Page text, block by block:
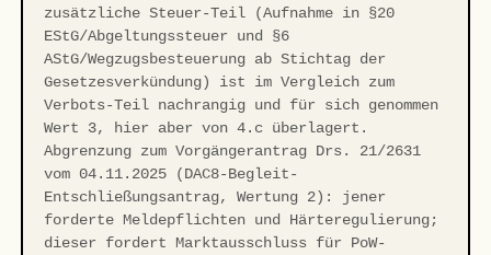
zusätzliche Steuer-Teil (Aufnahme in §20
EStG/Abgeltungssteuer und §6
AStG/Wegzugsbesteuerung ab Stichtag der
Gesetzesverkündung) ist im Vergleich zum
Verbots-Teil nachrangig und für sich genommen
Wert 3, hier aber von 4.c überlagert.
Abgrenzung zum Vorgängerantrag Drs. 21/2631
vom 04.11.2025 (DAC8-Begleit-
Entschließungsantrag, Wertung 2): jener
forderte Meldepflichten und Härteregulierung;
dieser fordert Marktausschluss für PoW-